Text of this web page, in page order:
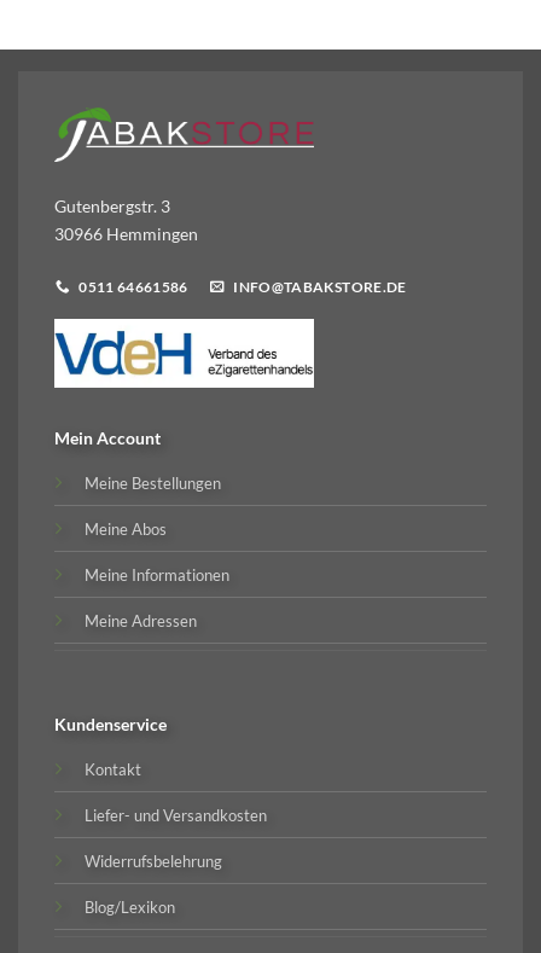
Gutenbergstr. 3
30966 Hemmingen
0511 64661586 INFO@TABAKSTORE.DE
Mein Account
Meine Bestellungen
Meine Abos
Meine Informationen
Meine Adressen
Kundenservice
Kontakt
Liefer- und Versandkosten
Widerrufsbelehrung
Blog/Lexikon